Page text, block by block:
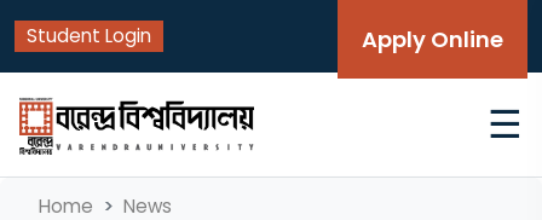
Student Login Apply Online
☰
Home News